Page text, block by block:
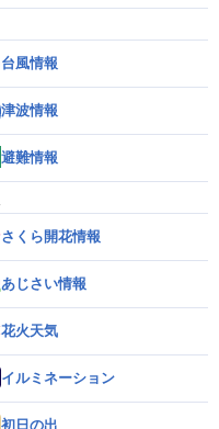
台風情報
津波情報
避難情報
さくら開花情報
あじさい情報
花火天気
イルミネーション
初日の出